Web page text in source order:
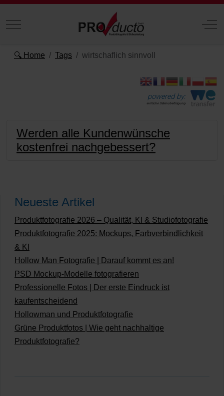
Mobile Menu Toggle Off-
🔍 Home Tags wirtschaflich sinnvoll
powered by:
einfache Datenübertragung
Werden alle Kundenwünsche
kostenfrei nachgebessert?
Neueste Artikel
Produktfotografie 2026 – Qualität, KI & Studiofotografie
Produktfotografie 2025: Mockups, Farbverbindlichkeit
& KI
Hollow Man Fotografie | Darauf kommt es an!
PSD Mockup-Modelle fotografieren
Professionelle Fotos | Der erste Eindruck ist
kaufentscheidend
Hollowman und Produktfotografie
Grüne Produktfotos | Wie geht nachhaltige
Produktfotografie?